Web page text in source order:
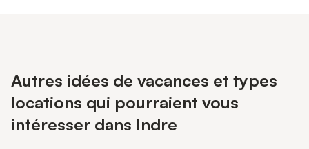
Autres idées de vacances et types
locations qui pourraient vous
intéresser dans Indre